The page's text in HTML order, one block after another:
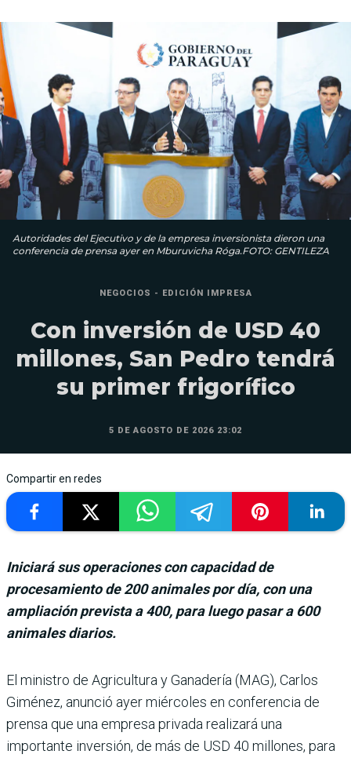
Autoridades del Ejecutivo y de la empresa inversionista dieron una
conferencia de prensa ayer en Mburuvicha Róga.FOTO: GENTILEZA
NEGOCIOS - EDICIÓN IMPRESA
Con inversión de USD 40
millones, San Pedro tendrá
su primer frigorífico
5 DE AGOSTO DE 2026 23:02
Compartir en redes
Iniciará sus operaciones con capacidad de
procesamiento de 200 animales por día, con una
ampliación prevista a 400, para luego pasar a 600
animales diarios.
El ministro de Agri­cultura y Ganadería (MAG), Carlos
Gimé­nez, anunció ayer miércoles en conferencia de
prensa que una empresa privada reali­zará una
importante inver­sión, de más de USD 40 millo­nes, para